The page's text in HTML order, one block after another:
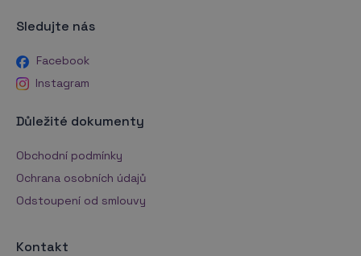
Sledujte nás
Facebook
Instagram
Důležité dokumenty
Obchodní podmínky
Ochrana osobních údajů
Odstoupení od smlouvy
Kontakt